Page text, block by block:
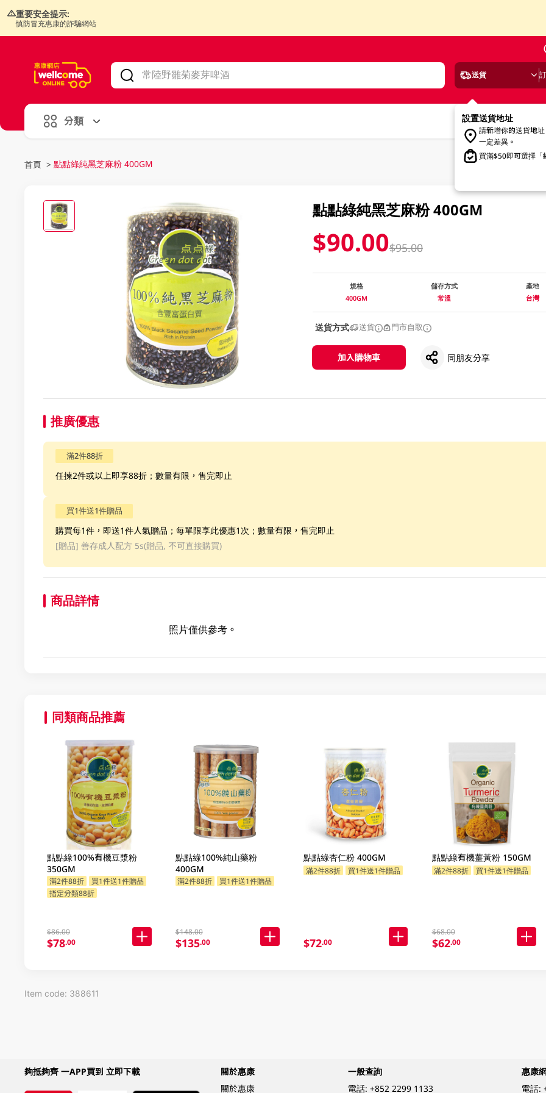
重要安全提示:
慎防冒充惠康的詐騙網站
送貨
設置送貨地址
請新增你的送貨地
一定差異。
買滿$50即可選擇「
分類
首頁 > 點點綠純黑芝麻粉 400GM
點點綠純黑芝麻粉 400GM
$90.00$95.00
規格
400GM
儲存方式
常溫
產地
台灣
送貨方式 送貨 門市自取
加入購物車 同朋友分享
推廣優惠
滿2件88折
任揀2件或以上即享88折；數量有限，售完即止
買1件送1件贈品
購買每1件，即送1件人氣贈品；每單限享此優惠1次；數量有限，售完即止
[贈品] 善存成人配方 5s(贈品, 不可直接購買)
商品詳情
照片僅供參考。
同類商品推薦
點點綠100%有機豆漿粉
350GM
滿2件88折
買1件送1件贈品
指定分類88折
$86.00
$78.00
點點綠100%純山藥粉
400GM
滿2件88折 買1件送1件贈品
$148.00
$135.00
點點綠杏仁粉 400GM
滿2件88折 買1件送1件贈品
$72.00
點點綠有機薑黃粉 150GM
滿2件88折 買1件送1件贈品
$68.00
$62.00
Item code: 388611
夠抵夠齊 一APP買到 立即下載
關於惠康
關於惠康
一般查詢
電話: +852 2299 1133
惠康
電話: